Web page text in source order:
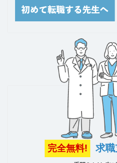
完全無料! 求